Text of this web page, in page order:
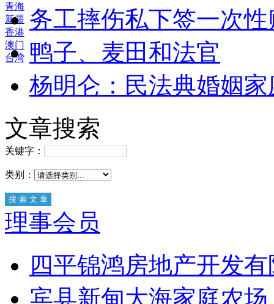
青海
新疆
香港
澳门
台湾
务工摔伤私下签一次
鸭子、麦田和法官
杨明仑：民法典婚姻
文章搜索
关键字：
类别：
理事会员
四平锦鸿房地产开发
宾县新甸大海家庭农场